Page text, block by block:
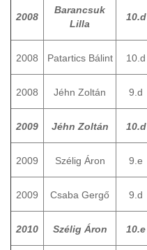
2008
Barancsuk
Lilla
10.d
2008 Patartics Bálint 10.d
2008 Jéhn Zoltán 9.d
2009 Jéhn Zoltán 10.d
2009 Szélig Áron 9.e
2009 Csaba Gergő 9.d
2010 Szélig Áron 10.e